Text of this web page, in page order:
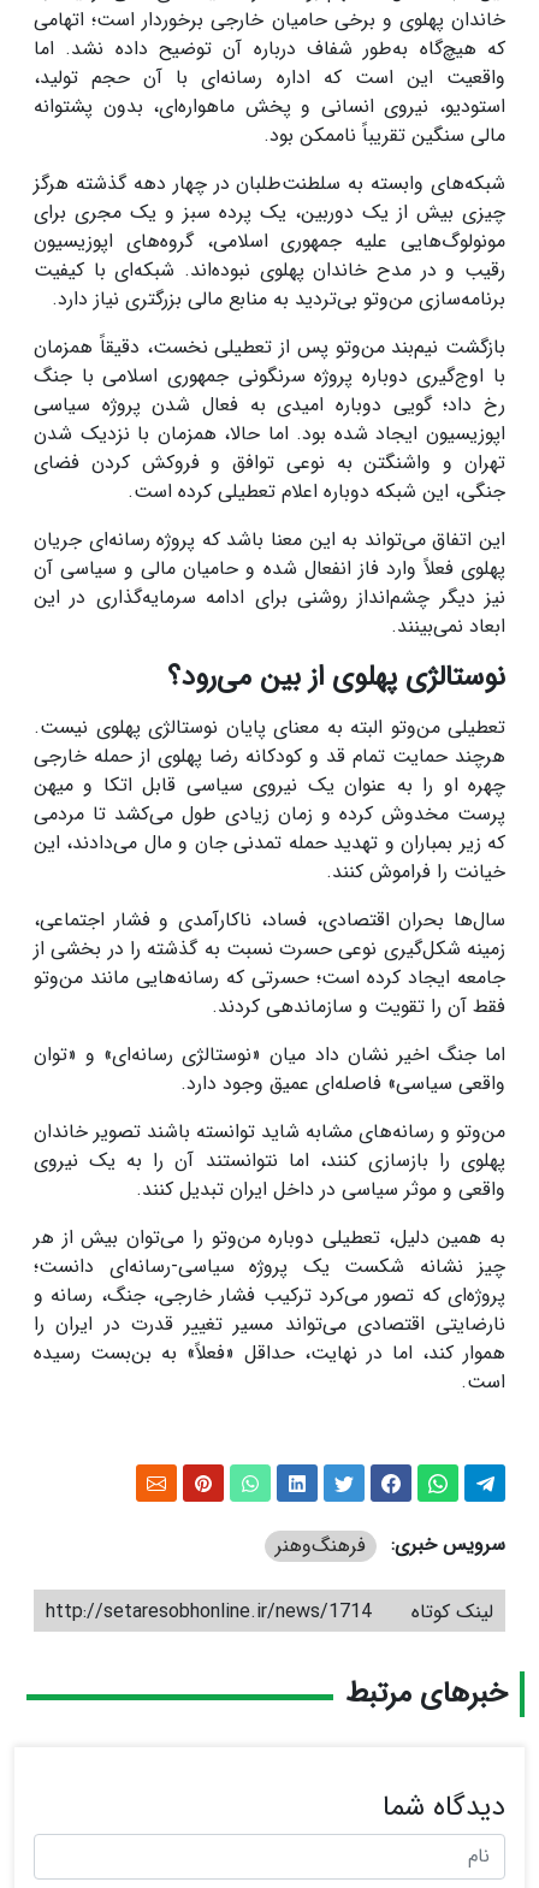
خاندان پهلوی و برخی حامیان خارجی برخوردار است؛ اتهامی
که هیچ‌گاه به‌طور شفاف درباره آن توضیح داده نشد. اما
واقعیت این است که اداره رسانه‌ای با آن حجم تولید،
استودیو، نیروی انسانی و پخش ماهواره‌ای، بدون پشتوانه
مالی سنگین تقریباً ناممکن بود.
شبکه‌های وابسته به سلطنت‌طلبان در چهار دهه گذشته هرگز
چیزی بیش از یک دوربین، یک پرده سبز و یک مجری برای
مونولوگ‌هایی علیه جمهوری اسلامی، گروه‌های اپوزیسیون
رقیب و در مدح خاندان پهلوی نبوده‌اند. شبکه‌ای با کیفیت
برنامه‌سازی من‌وتو بی‌تردید به منابع مالی بزرگتری نیاز دارد.
بازگشت نیم‌بند من‌وتو پس از تعطیلی نخست، دقیقاً همزمان
با اوج‌گیری دوباره پروژه سرنگونی جمهوری اسلامی با جنگ
رخ داد؛ گویی دوباره امیدی به فعال شدن پروژه سیاسی
اپوزیسیون ایجاد شده بود. اما حالا، همزمان با نزدیک شدن
تهران و واشنگتن به نوعی توافق و فروکش کردن فضای
جنگی، این شبکه دوباره اعلام تعطیلی کرده است.
این اتفاق می‌تواند به این معنا باشد که پروژه رسانه‌ای جریان
پهلوی فعلاً وارد فاز انفعال شده و حامیان مالی و سیاسی آن
نیز دیگر چشم‌انداز روشنی برای ادامه سرمایه‌گذاری در این
ابعاد نمی‌بینند.
نوستالژی پهلوی از بین می‌رود؟
تعطیلی من‌وتو البته به معنای پایان نوستالژی پهلوی نیست.
هرچند حمایت تمام قد و کودکانه رضا پهلوی از حمله خارجی
چهره او را به عنوان یک نیروی سیاسی قابل اتکا و میهن
پرست مخدوش کرده و زمان زیادی طول می‌کشد تا مردمی
که زیر بمباران و تهدید حمله تمدنی جان و مال می‌دادند، این
خیانت را فراموش کنند.
سال‌ها بحران اقتصادی، فساد، ناکارآمدی و فشار اجتماعی،
زمینه شکل‌گیری نوعی حسرت نسبت به گذشته را در بخشی از
جامعه ایجاد کرده است؛ حسرتی که رسانه‌هایی مانند من‌وتو
فقط آن را تقویت و سازماندهی کردند.
اما جنگ اخیر نشان داد میان «نوستالژی رسانه‌ای» و «توان
واقعی سیاسی» فاصله‌ای عمیق وجود دارد.
من‌وتو و رسانه‌های مشابه شاید توانسته باشند تصویر خاندان
پهلوی را بازسازی کنند، اما نتوانستند آن را به یک نیروی
واقعی و موثر سیاسی در داخل ایران تبدیل کنند.
به همین دلیل، تعطیلی دوباره من‌وتو را می‌توان بیش از هر
چیز نشانه شکست یک پروژه سیاسی-رسانه‌ای دانست؛
پروژه‌ای که تصور می‌کرد ترکیب فشار خارجی، جنگ، رسانه و
نارضایتی اقتصادی می‌تواند مسیر تغییر قدرت در ایران را
هموار کند، اما در نهایت، حداقل «فعلاً» به بن‌بست رسیده
است.
سرویس خبری: فرهنگ‌و‌هنر
لینک کوتاه http://setaresobhonline.ir/news/1714
خبرهای مرتبط
دیدگاه شما